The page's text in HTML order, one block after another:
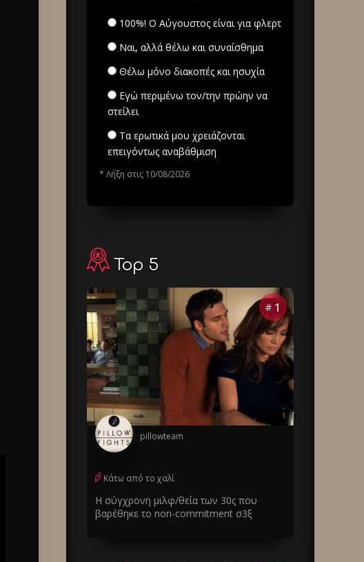
100%! Ο Αύγουστος είναι για φλερτ
Ναι, αλλά θέλω και συναίσθημα
Θέλω μόνο διακοπές και ησυχία
Εγώ περιμένω τον/την πρώην να
στείλει
Τα ερωτικά μου χρειάζονται
επειγόντως αναβάθμιση
* Λήξη στις 10/08/2026
Top 5
# 1
pillowteam
Κάτω από το χαλί
Η σύγχρονη μιλφ/θεία των 30ς που
βαρέθηκε το non-commitment σ3ξ